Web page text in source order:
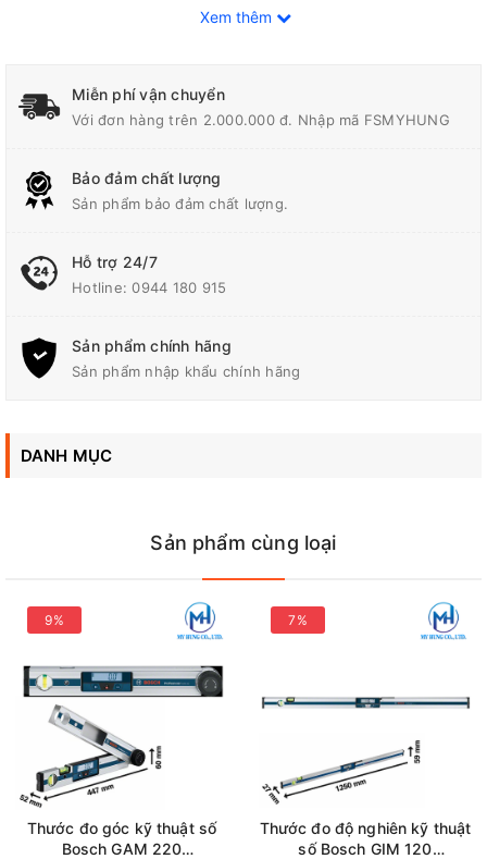
Hotline: 0944 180 915
FanPage :Facebook.com/diencomyhung
Gmail: diencodongnai@gmail.com
Xem thêm
Miễn phí vận chuyển
Với đơn hàng trên 2.000.000 đ. Nhập mã FSMYHUNG
Bảo đảm chất lượng
Sản phẩm bảo đảm chất lượng.
Hỗ trợ 24/7
Hotline:0944 180 915
Sản phẩm chính hãng
Sản phẩm nhập khẩu chính hãng
DANH MỤC
Sản phẩm cùng loại
9%
Thước đo góc kỹ thuật số
Bosch GAM 220
7%
Thước đo độ nghiên kỹ thuật
số Bosch GIM 120